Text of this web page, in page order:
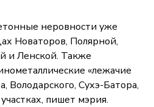
неровности уже
Новаторов, Полярной,
и Ленской. Также
«лежачие
Володарского, Сухэ-Батора,
пишет мэрия.